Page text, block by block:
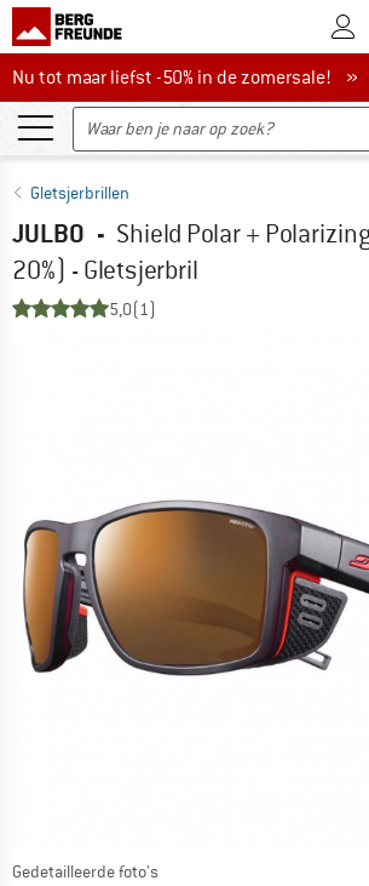
De
Nu tot maar liefst -50% in de zomersale!
Nu tot maar liefst -50% in de zomersale! »
Gletsjerbrillen
JULBO - Shield Polar +
20%) - Gletsjerbril
5,0(1)
Gedetailleerde foto's